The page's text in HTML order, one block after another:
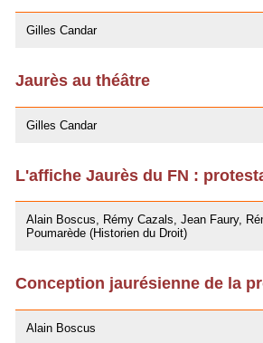
Gilles Candar
Jaurès au théâtre
Gilles Candar
L'affiche Jaurès du FN :
Alain Boscus, Rémy Cazals, Jean Faury,
Poumarède (Historien du Droit)
Conception jaurésienne de la
Alain Boscus